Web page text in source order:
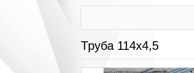
Труба 114х4,5